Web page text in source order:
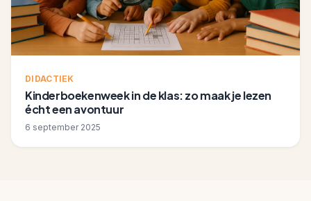
DIDACTIEK
Kinderboekenweek in de klas: zo maak je lezen
écht een avontuur
6 september 2025